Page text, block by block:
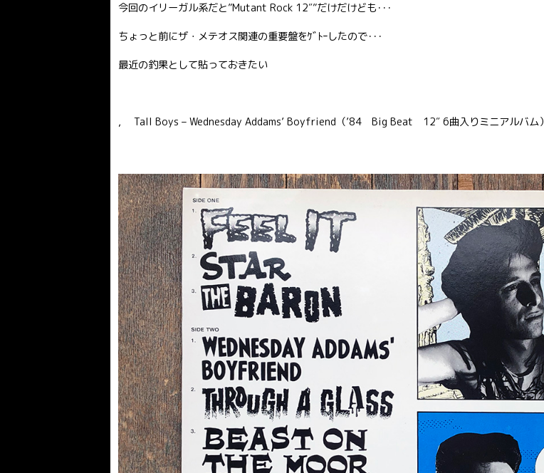
今回のイリーガル系だと”Mutant Rock 12″”だけだけども･･･
ちょっと前にザ・メテオス関連の重要盤をｹﾞﾄｰしたので･･･
最近の釣果として貼っておきたい
, Tall Boys – Wednesday Addams’ Boyfriend（’84 Big Beat 12″ 6曲入りミニアルバム）